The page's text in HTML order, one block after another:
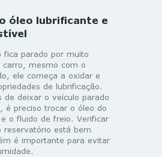
óleo lubrificante e
fica parado por muito
mesmo com o
ele começa a oxidar e
de lubrificação.
de deixar o veículo parado
é preciso trocar o óleo do
o fluido de freio. Verificar
reservatório está bem
é importante para evitar